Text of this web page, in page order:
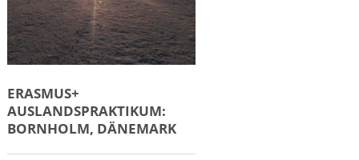
ERASMUS+
AUSLANDSPRAKTIKUM:
BORNHOLM, DÄNEMARK